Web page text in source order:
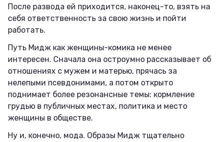
После развода ей приходится, наконец-то, взять на
себя ответственность за свою жизнь и пойти
работать.
Путь Мидж как женщины-комика не менее
интересен. Сначала она остроумно рассказывает об
отношениях с мужем и матерью, прячась за
нелепыми псевдонимами, а потом открыто
поднимает более резонансные темы: кормление
грудью в публичных местах, политика и место
женщины в обществе.
Ну и, конечно, мода. Образы Мидж тщательно